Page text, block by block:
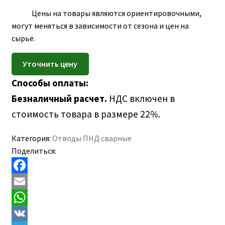
КОНТАКТЫ
Цены на товары являются ориентировочными,
могут меняться в зависимости от сезона и цен на
сырьё.
Способы оплаты:
Безналичный расчет. НДС включен в
стоимость товара в размере 22%.
Категория: Отводы ПНД сварные
Поделиться:
F
a
c
E
m
W